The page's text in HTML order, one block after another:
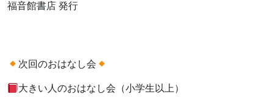
福音館書店 発行
次回のおはなし会
大きい人のおはなし会（小学生以上）